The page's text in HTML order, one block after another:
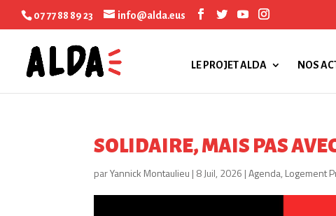
07 77 88 89 23 info@alda.eus
LE PROJET ALDA NOS
SOLIDAIRE, MAIS PAS
parYannick Montaulieu | 8 Juil, 2026 |Agenda, Logement